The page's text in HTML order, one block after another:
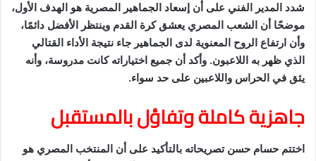
شدد المدير الفني على أن إسعاد الجماهير المصرية هو الهدف الأول،
موضحًا أن الشعب المصري يعشق كرة القدم وينتظر الأفضل دائمًا،
وأن ارتفاع الروح المعنوية لدى الجماهير جاء نتيجة الأداء القتالي
الذي ظهر به اللاعبون. وأكد أن جميع اختياراته كانت مدروسة، وأنه
يثق في الحراس واللاعبين على حد سواء.
جاهزية كاملة وتفاؤل بالمستقبل
اختتم حسام حسن تصريحاته بالتأكيد على أن المنتخب المصري هو